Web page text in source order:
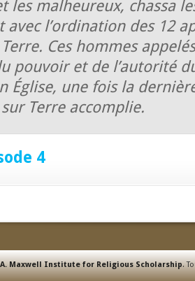
les malheureux, chassa
avec l’ordination des 12
Ces hommes
pouvoir et de l’autorité
Église, une fois la
Terre accomplie.
4
Maxwell Institute for Religious Scholarship.